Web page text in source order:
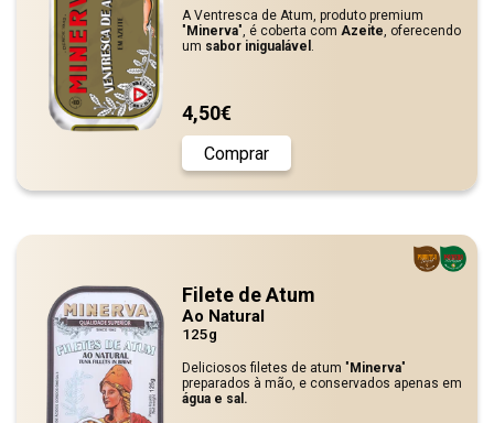
A Ventresca de Atum, produto premium
" Minerva", é coberta com Azeite, oferecendo
um sabor inigualável .
4,50€
Comprar
Filete de Atum
Ao Natural
125g
Deliciosos filetes de atum " Minerva"
preparados à mão, e conservados apenas em
água e sal.